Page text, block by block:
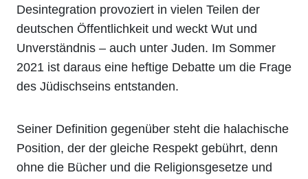
Desintegration provoziert in vielen Teilen der
deutschen Öffentlichkeit und weckt Wut und
Unverständnis – auch unter Juden. Im Sommer
2021 ist daraus eine heftige Debatte um die Frage
des Jüdischseins entstanden.
Seiner Definition gegenüber steht die halachische
Position, der der gleiche Respekt gebührt, denn
ohne die Bücher und die Religionsgesetze und